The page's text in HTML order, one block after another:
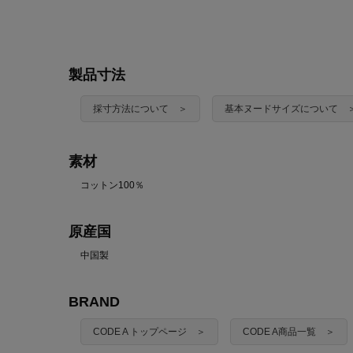
製品寸法
採寸方法について ＞ 基本ヌードサイズについて
素材
コットン100％
原産国
中国製
BRAND
CODE A トップページ ＞ CODE A商品一覧 ＞